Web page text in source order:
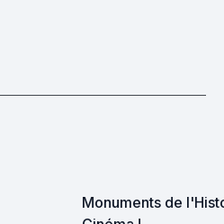
Monuments de